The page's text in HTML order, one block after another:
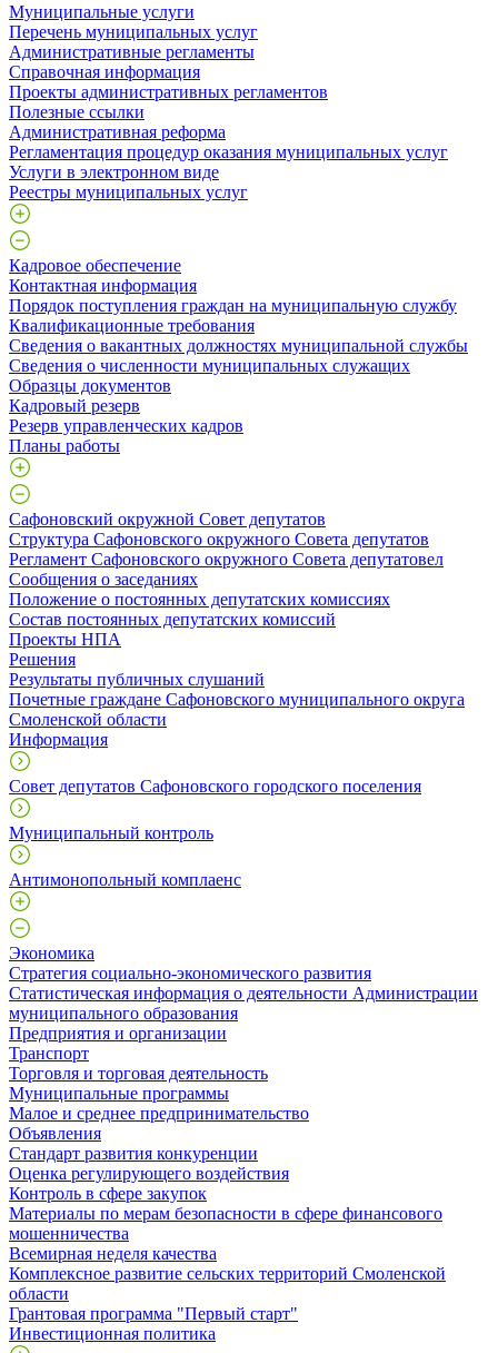
Муниципальные услуги
Перечень муниципальных услуг
Административные регламенты
Справочная информация
Проекты административных регламентов
Полезные ссылки
Административная реформа
Регламентация процедур оказания муниципальных услуг
Услуги в электронном виде
Реестры муниципальных услуг
Кадровое обеспечение
Контактная информация
Порядок поступления граждан на муниципальную службу
Квалификационные требования
Сведения о вакантных должностях муниципальной службы
Сведения о численности муниципальных служащих
Образцы документов
Кадровый резерв
Резерв управленческих кадров
Планы работы
Сафоновский окружной Совет депутатов
Структура Сафоновского окружного Совета депутатов
Регламент Сафоновского окружного Совета депутатовел
Сообщения о заседаниях
Положение о постоянных депутатских комиссиях
Состав постоянных депутатских комиссий
Проекты НПА
Решения
Результаты публичных слушаний
Почетные граждане Сафоновского муниципального округа
Смоленской области
Информация
Совет депутатов Сафоновского городского поселения
Муниципальный контроль
Антимонопольный комплаенс
Экономика
Стратегия социально-экономического развития
Статистическая информация о деятельности Администрации
муниципального образования
Предприятия и организации
Транспорт
Торговля и торговая деятельность
Муниципальные программы
Малое и среднее предпринимательство
Объявления
Стандарт развития конкуренции
Оценка регулирующего воздействия
Контроль в сфере закупок
Материалы по мерам безопасности в сфере финансового
мошенничества
Всемирная неделя качества
Комплексное развитие сельских территорий Смоленской
области
Грантовая программа "Первый старт"
Инвестиционная политика